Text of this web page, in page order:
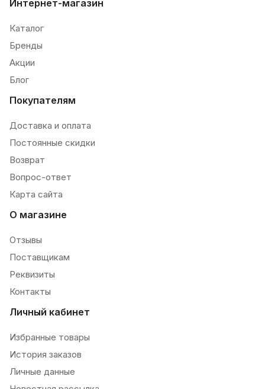
Интернет-магазин
Каталог
Бренды
Акции
Блог
Покупателям
Доставка и оплата
Постоянные скидки
Возврат
Вопрос-ответ
Карта сайта
О магазине
Отзывы
Поставщикам
Реквизиты
Контакты
Личный кабинет
Избранные товары
История заказов
Личные данные